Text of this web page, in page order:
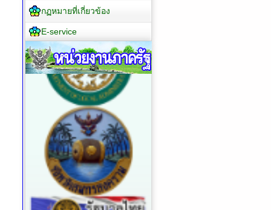
กฏหมายที่เกี่ยวข้อง
E-service